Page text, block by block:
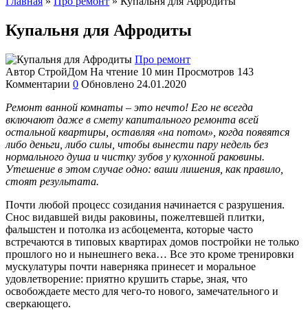
Купальня для Афродиты
Про ремонт
Автор СтройДом На чтение 10 мин Просмотров 143
Комментарии 0 Обновлено 24.01.2020
Ремонт ванной комнаты – это нечто! Его не всегда
включают даже в смету капитального ремонта всей
остальной квартиры, оставляя «на потом», когда появятся
либо деньги, либо силы, чтобы вынести пару недель без
нормального душа и чистку зубов у кухонной раковины.
Утешение в этом случае одно: ваши лишения, как правило,
стоят результата.
Почти любой процесс созидания начинается с разрушения.
Снос видавшей виды раковины, пожелтевшей плитки,
фальшстен и потолка из асбоцемента, которые часто
встречаются в типовых квартирах домов постройки не только
прошлого но и нынешнего века… Все это кроме тренировки
мускулатуры почти наверняка принесет и моральное
удовлетворение: приятно крушить старье, зная, что
освобождаете место для чего-то нового, замечательного и
сверкающего.